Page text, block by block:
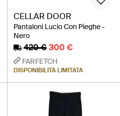
CELLAR DOOR
Pantaloni Lucio Con Pieghe -
Nero
420 €300 €
FARFETCH
DISPONIBILITÀ LIMITATA